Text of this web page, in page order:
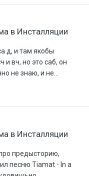
в Инсталляции
д, и там якобы
и вч, но это саб, он
не знаю, и не...
в Инсталляции
предысторию,
песню Tiamat - In a